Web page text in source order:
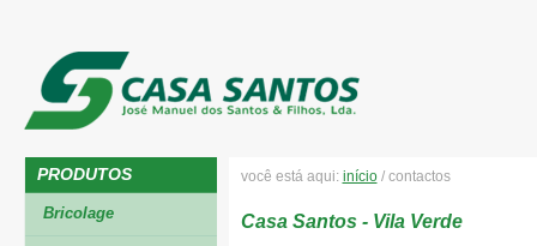
PRODUTOS
Bricolage
você está aqui: início/ contactos
Casa Santos - Vila Verde